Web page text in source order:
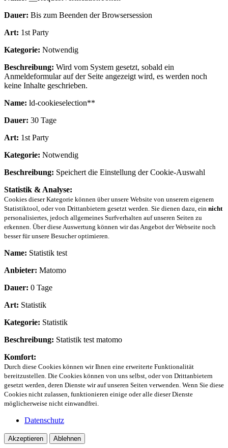
Dauer: Bis zum Beenden der Browsersession
Art: 1st Party
Kategorie: Notwendig
Beschreibung: Wird vom System gesetzt, sobald ein
Anmeldeformular auf der Seite angezeigt wird, es werden noch
keine Inhalte geschrieben.
Name: ld-cookieselection**
Dauer: 30 Tage
Art: 1st Party
Kategorie: Notwendig
Beschreibung: Speichert die Einstellung der Cookie-Auswahl
Statistik & Analyse:
Cookies dieser Kategorie können über unsere Website von unserem eigenem
Statistiktool, oder von Drittanbietern gesetzt werden. Sie dienen dazu, ein nicht
personalisiertes, jedoch allgemeines Surfverhalten auf unseren Seiten zu
erkennen. Über diese Auswertung können wir das Angebot der Webseite noch
besser für unsere Besucher optimieren.
Name: Statistik test
Anbieter: Matomo
Dauer: 0 Tage
Art: Statistik
Kategorie: Statistik
Beschreibung: Statistik test matomo
Komfort:
Durch diese Cookies können wir Ihnen eine erweiterte Funktionalität
bereitzustellen. Die Cookies können von uns selbst, oder von Drittanbietern
gesetzt werden, deren Dienste wir auf unseren Seiten verwenden. Wenn Sie diese
Cookies nicht zulassen, funktionieren einige oder alle dieser Dienste
möglicherweise nicht einwandfrei.
Datenschutz
Akzeptieren Ablehnen